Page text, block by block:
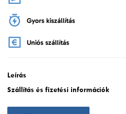
Gyors kiszállítás
Uniós szállítás
Leírás
Szállítás és fizetési információk